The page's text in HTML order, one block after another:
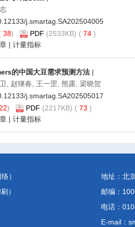
j.smartag.SA202504005
38) PDF (2533KB) ( 74 )
| 计量指标
的中国大豆需求预测方法 |
, 赵继春, 王一罡, 熊露, 梁晓贺
j.smartag.SA202505017
22) PDF (2217KB) ( 73 )
| 计量指标
）
）
地址：北
邮编：
电话：
E-mail：